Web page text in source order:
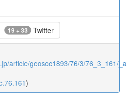
19 + 33 Twitter
article/geosoc1893/76/3/76_3_161/
)